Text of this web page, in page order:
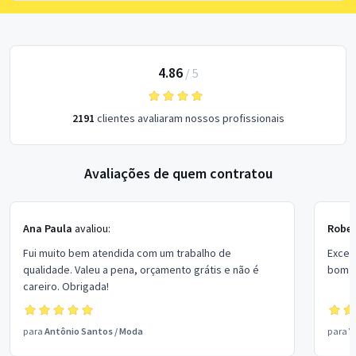
4.86/ 5
2191 clientes avaliaram nossos profissionais
Avaliações de quem contratou
Ana Paula avaliou:
Fui muito bem atendida com um trabalho de
qualidade. Valeu a pena, orçamento grátis e não é
careiro. Obrigada!
para Antônio Santos /Moda
bom
para